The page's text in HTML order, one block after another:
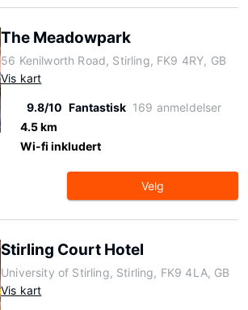
The Meadowpark
56 Kenilworth Road, Stirling, FK9 4RY, GB
Vis kart
9.8/10 Fantastisk 169 anmeldelser
4.5 km
Wi-fi inkludert
Velg
Stirling Court Hotel
University of Stirling, Stirling, FK9 4LA, GB
Vis kart